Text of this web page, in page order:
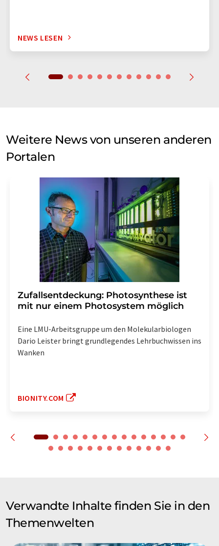
NEWS LESEN
Weitere News von unseren anderen
Portalen
Zufallsentdeckung: Photosynthese ist
mit nur einem Photosystem möglich
Eine LMU-Arbeitsgruppe um den Molekularbiologen
Dario Leister bringt grundlegendes Lehrbuchwissen ins
Wanken
BIONITY.COM
Verwandte Inhalte finden Sie in den
Themenwelten